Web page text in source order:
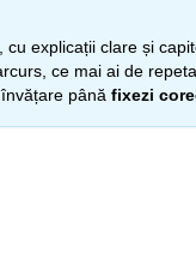
, cu explicații clare și
ce mai ai de
până fixezi